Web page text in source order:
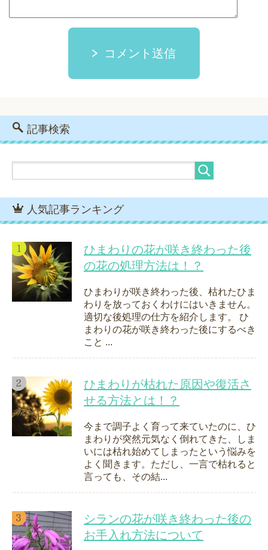
コメント送信
記事検索
人気記事ランキング
ひまわりの花が咲き終わった後
の花の処理方法は！？
ひまわりが咲き終わった後、枯れたひま
わりを放っておくわけにはいきません。
適切な後処理の仕方を紹介します。 ひ
まわりの花が咲き終わった後にするべき
こと ...
ひまわりが枯れた原因や復活さ
せる方法とは！？
今まで調子よく育って来ていたのに、ひ
まわりが突然元気なく倒れてきた、しま
いには枯れ始めてしまったという悩みを
よく聞きます。ただし、一言で枯れると
言っても、その結...
シランの花が咲き終わった後の
お手入れ方法について